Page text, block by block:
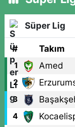
Süper Lig
# Takım
1 Amed
2
3
4